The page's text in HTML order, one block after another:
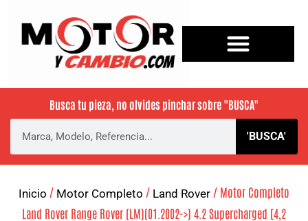
Busca tu pieza, no olvides pinchar sobre "BUSCA"
'BUSCA'
Inicio / Motor Completo / Land Rover / Motor Completo
Land Rover Range Rover (LM)(01.2002->) 4.2 Supercharged [4,2